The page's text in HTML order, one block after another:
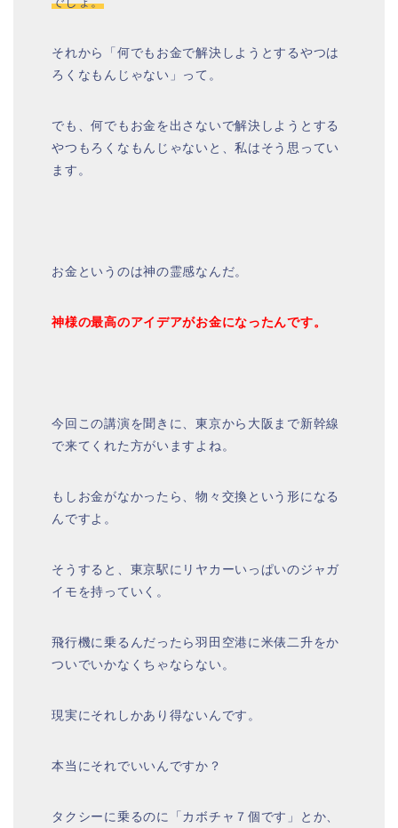
それから「何でもお金で解決しようとするやつは
ろくなもんじゃない」って。
でも、何でもお金を出さないで解決しようとする
やつもろくなもんじゃないと、私はそう思ってい
ます。
お金というのは神の霊感なんだ。
神様の最高のアイデアがお金になったんです。
今回この講演を聞きに、東京から大阪まで新幹線
で来てくれた方がいますよね。
もしお金がなかったら、物々交換という形になる
んですよ。
そうすると、東京駅にリヤカーいっぱいのジャガ
イモを持っていく。
飛行機に乗るんだったら羽田空港に米俵二升をか
ついでいかなくちゃならない。
現実にそれしかあり得ないんです。
本当にそれでいいんですか？
タクシーに乗るのに「カボチャ７個です」とか、